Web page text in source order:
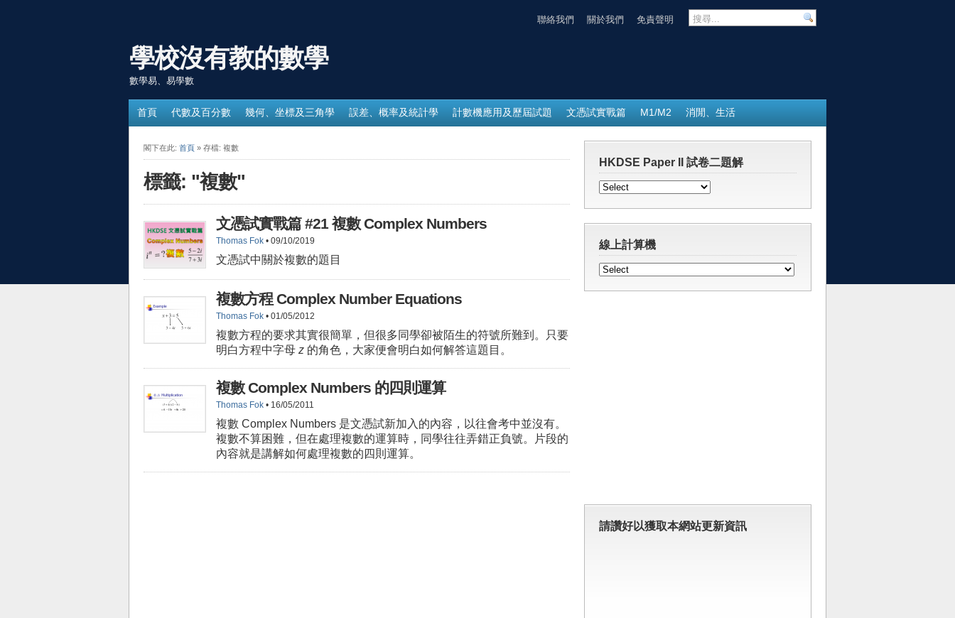
聯絡我們 關於我們 免責聲明
學校沒有教的數學
數學易、易學數
首頁 代數及百分數 幾何、坐標及三角學 誤差、概率及統計學 計數機應用及歷屆試題 文憑試實戰篇 M1/M2 消閒、生活
閣下在此: 首頁 » 存檔: 複數
標籤: "複數"
文憑試實戰篇 #21 複數 Complex Numbers
Thomas Fok • 09/10/2019
文憑試中關於複數的題目
複數方程 Complex Number Equations
Thomas Fok • 01/05/2012
複數方程的要求其實很簡單，但很多同學卻被陌生的符號所難到。只要
明白方程中字母 z 的角色，大家便會明白如何解答這題目。
複數 Complex Numbers 的四則運算
Thomas Fok • 16/05/2011
複數 Complex Numbers 是文憑試新加入的內容，以往會考中並沒有。
複數不算困難，但在處理複數的運算時，同學往往弄錯正負號。片段的
內容就是講解如何處理複數的四則運算。
HKDSE Paper II 試卷二題解
線上計算機
請讚好以獲取本網站更新資訊